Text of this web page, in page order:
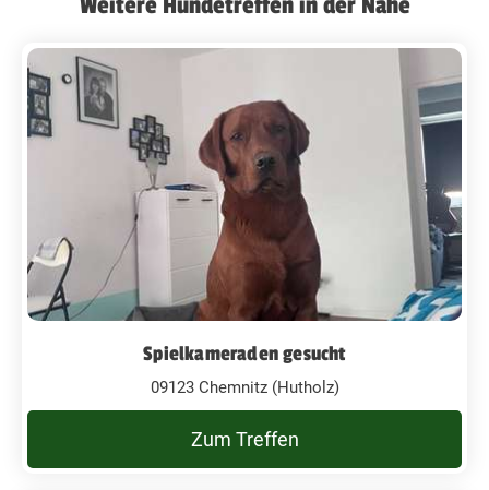
Spielkameraden gesucht
09123 Chemnitz (Hutholz)
Zum Treffen